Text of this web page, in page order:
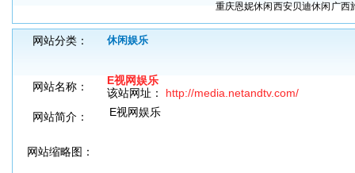
重庆恩妮休闲西安贝迪休闲 广西
网站分类： 休闲娱乐
网站名称：
E视网娱乐
该站网址： http://media.netandtv.com/
网站简介：
E视网娱乐
网站缩略图：